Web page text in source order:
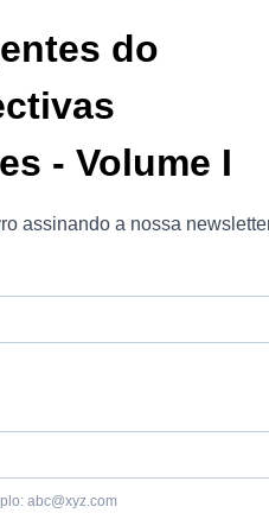
do
- Volume I
assinando a nossa
abc@xyz.com